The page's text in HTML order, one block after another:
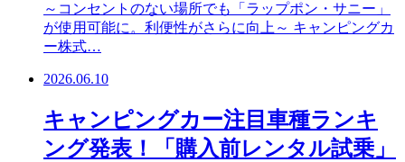
～コンセントのない場所でも「ラップポン・サニー」
が使用可能に。利便性がさらに向上～ キャンピングカ
ー株式…
2026.06.10
キャンピングカー注目車種ランキ
ング発表！「購入前レンタル試乗」